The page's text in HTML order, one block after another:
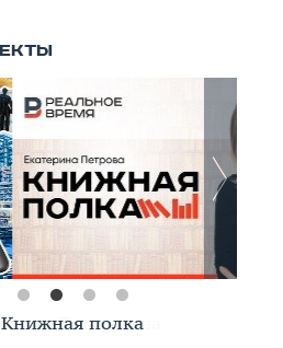
Книжная полка